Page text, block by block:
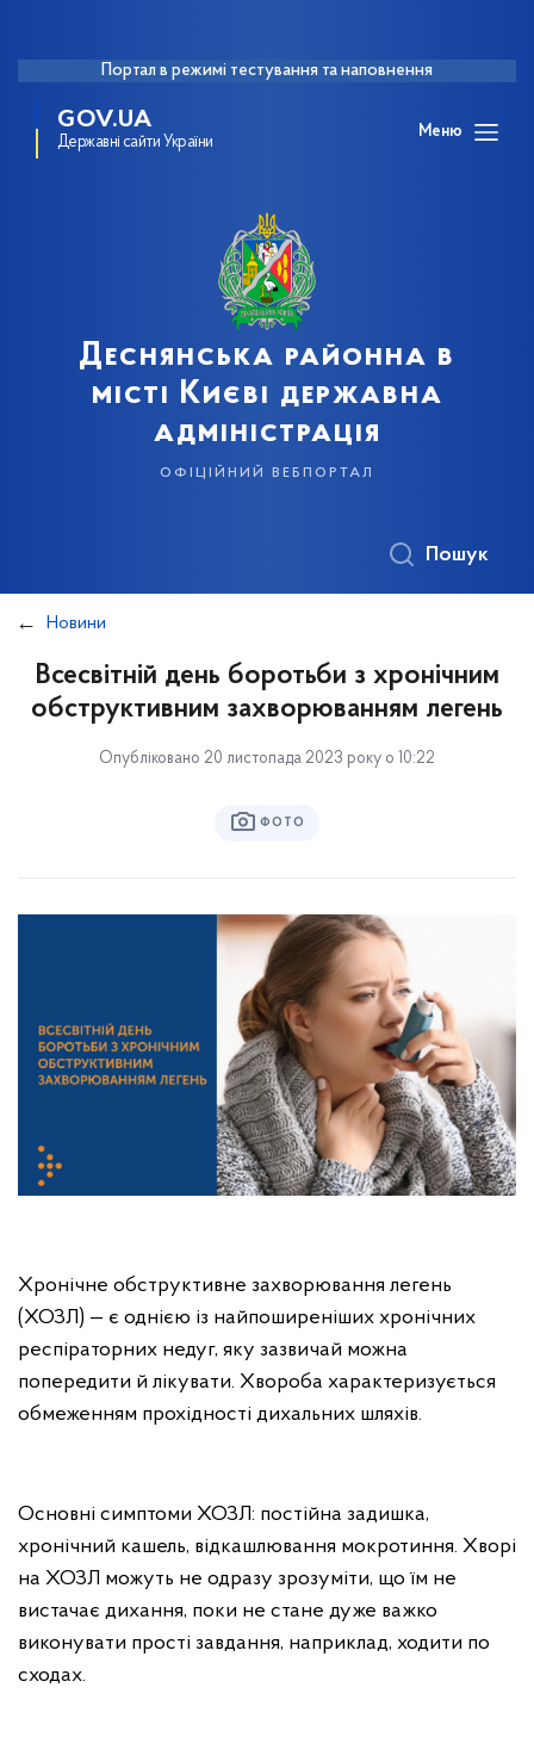
Портал в режимі тестування та наповнення
GOV.UA
Державні сайти України
Меню
Деснянська районна в
місті Києві державна
адміністрація
офіційний вебпортал
Пошук
Новини
Всесвітній день боротьби з хронічним
обструктивним захворюванням легень
Опубліковано 20 листопада 2023 року о 10:22
ФОТО
Хронічне обструктивне захворювання легень
(ХОЗЛ) — є однією із найпоширеніших хронічних
респіраторних недуг, яку зазвичай можна
попередити й лікувати. Хвороба характеризується
обмеженням прохідності дихальних шляхів.
Основні симптоми ХОЗЛ: постійна задишка,
хронічний кашель, відкашлювання мокротиння. Хворі
на ХОЗЛ можуть не одразу зрозуміти, що їм не
вистачає дихання, поки не стане дуже важко
виконувати прості завдання, наприклад, ходити по
сходах.